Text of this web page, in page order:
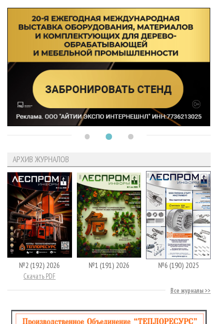
АРХИВ ЖУРНАЛОВ
№2 (192) 2026
Скачать PDF
№1 (191) 2026 №6 (190) 2025
Все журналы